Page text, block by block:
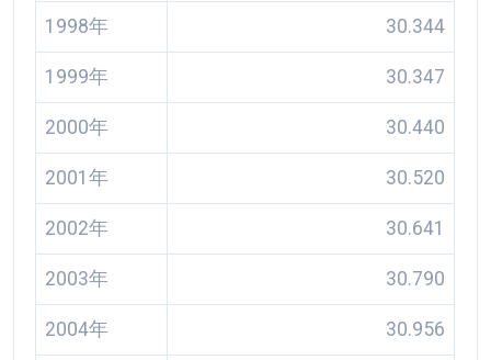
1998年 30.344
1999年 30.347
2000年 30.440
2001年 30.520
2002年 30.641
2003年 30.790
2004年 30.956